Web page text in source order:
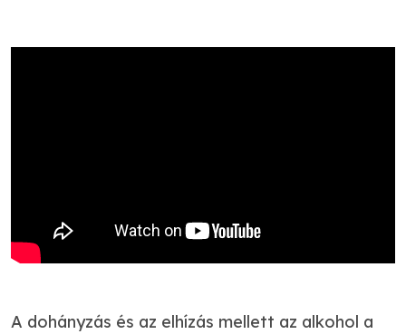
A dohányzás és az elhízás mellett az alkohol a